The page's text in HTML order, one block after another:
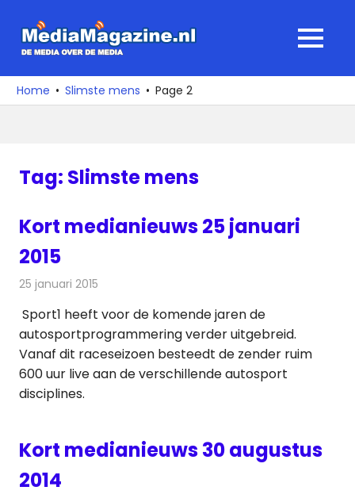
naar
media
over
MENU
Home Slimste mens Page 2
Tag: Slimste mens
Kort medianieuws 25 januari
2015
25 januari 2015
Sport1 heeft voor de komende jaren de
autosportprogrammering verder uitgebreid.
Vanaf dit raceseizoen besteedt de zender ruim
600 uur live aan de verschillende autosport
disciplines.
Kort medianieuws 30 augustus
2014